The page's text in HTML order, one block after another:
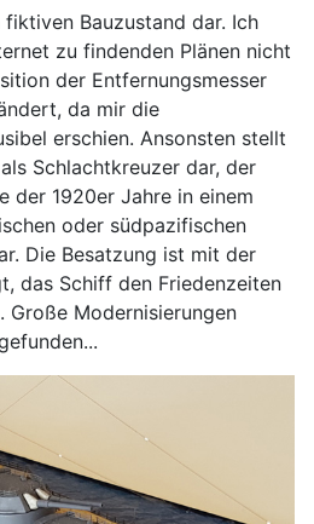
Bauzustand dar. Ich
zu findenden Plänen nicht
der Entfernungsmesser
da mir die
erschien. Ansonsten stellt
als Schlachtkreuzer dar, der
der 1920er Jahre in einem
oder südpazifischen
Die Besatzung ist mit der
das Schiff den Friedenzeiten
Modernisierungen